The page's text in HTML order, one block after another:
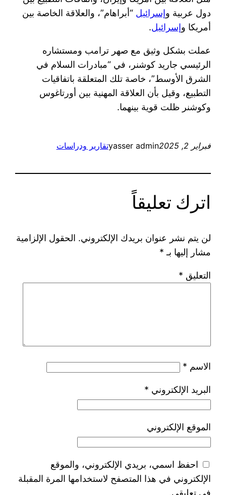
دول عربية وإسرائيل “أبراهام”، والعلاقة الخاصة بين
أمريكا وإسرائيل.
عملت بشكل وثيق مع صهر ترامب ومستشاره
الرئيسي جاريد كوشنر، في “مبادرات السلام في
الشرق الأوسط”، خاصة تلك المتعلقة باتفاقيات
التطبيع، وقيل بأن العلاقة المهنية بين أورتاغوس
وكوشنر ظلت قوية بينهما.
فبراير 2, 2025 yasser adminتقارير ودراسات
اترك تعليقاً
لن يتم نشر عنوان بريدك الإلكتروني. الحقول الإلزامية
مشار إليها بـ *
التعليق *
الاسم *
البريد الإلكتروني *
الموقع الإلكتروني
احفظ اسمي، بريدي الإلكتروني، والموقع
الإلكتروني في هذا المتصفح لاستخدامها المرة المقبلة
في تعليقي.